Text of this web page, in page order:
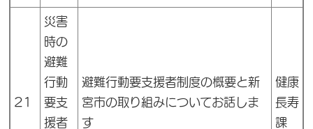
21
災害
時の
避難
行動
要支
援者
避難行動要支援者制度の概要と新
宮市の取り組みについてお話しま
す
健康
長寿
課